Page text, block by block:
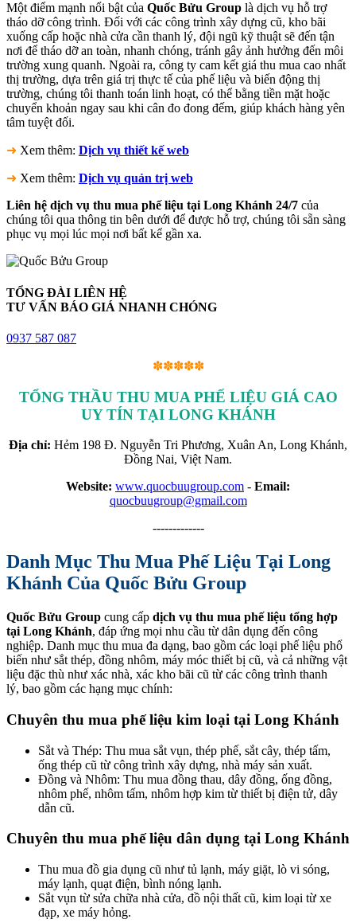
Một điểm mạnh nổi bật của Quốc Bửu Group là dịch vụ hỗ trợ
tháo dỡ công trình. Đối với các công trình xây dựng cũ, kho bãi
xuống cấp hoặc nhà cửa cần thanh lý, đội ngũ kỹ thuật sẽ đến tận
nơi để tháo dỡ an toàn, nhanh chóng, tránh gây ảnh hưởng đến môi
trường xung quanh. Ngoài ra, công ty cam kết giá thu mua cao nhất
thị trường, dựa trên giá trị thực tế của phế liệu và biến động thị
trường, chúng tôi thanh toán linh hoạt, có thể bằng tiền mặt hoặc
chuyển khoản ngay sau khi cân đo đong đếm, giúp khách hàng yên
tâm tuyệt đối.
➜ Xem thêm: Dịch vụ thiết kế web
➜ Xem thêm: Dịch vụ quản trị web
Liên hệ dịch vụ thu mua phế liệu tại Long Khánh 24/7 của
chúng tôi qua thông tin bên dưới để được hỗ trợ, chúng tôi sẵn sàng
phục vụ mọi lúc mọi nơi bất kể gần xa.
TỔNG ĐÀI LIÊN HỆ
TƯ VẤN BÁO GIÁ NHANH CHÓNG
0937 587 087
✽✽✽✽✽
TỔNG THẦU THU MUA PHẾ LIỆU GIÁ CAO
UY TÍN TẠI LONG KHÁNH
Địa chỉ: Hẻm 198 Đ. Nguyễn Tri Phương, Xuân An, Long Khánh,
Đồng Nai, Việt Nam.
Website: www.quocbuugroup.com - Email:
quocbuugroup@gmail.com
-------------
Danh Mục Thu Mua Phế Liệu Tại Long
Khánh Của Quốc Bửu Group
Quốc Bửu Group cung cấp dịch vụ thu mua phế liệu tổng hợp
tại Long Khánh, đáp ứng mọi nhu cầu từ dân dụng đến công
nghiệp. Danh mục thu mua đa dạng, bao gồm các loại phế liệu phổ
biến như sắt thép, đồng nhôm, máy móc thiết bị cũ, và cả những vật
liệu đặc thù như xác nhà, xác kho bãi cũ từ các công trình thanh
lý, bao gồm các hạng mục chính:
Chuyên thu mua phế liệu kim loại tại Long Khánh
Sắt và Thép: Thu mua sắt vụn, thép phế, sắt cây, thép tấm,
ống thép cũ từ công trình xây dựng, nhà máy sản xuất.
Đồng và Nhôm: Thu mua đồng thau, dây đồng, ống đồng,
nhôm phế, nhôm tấm, nhôm hợp kim từ thiết bị điện tử, dây
dẫn cũ.
Chuyên thu mua phế liệu dân dụng tại Long Khánh
Thu mua đồ gia dụng cũ như tủ lạnh, máy giặt, lò vi sóng,
máy lạnh, quạt điện, bình nóng lạnh.
Sắt vụn từ sửa chữa nhà cửa, đồ nội thất cũ, kim loại từ xe
đạp, xe máy hỏng.